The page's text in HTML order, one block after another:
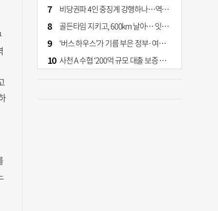
비당권파 4인 중징계 강행하나…역풍 예고하는 張의 반격
골든타임 지키고, 600km 날아… 잇따라 생명 구한 부산소방 헬기
‘버스 하우스’가 기름 부은 정부·여당 부동산 정책
사천 A 수협 ‘200억 규모 대출 보증 이관’ 논란…검찰 송치